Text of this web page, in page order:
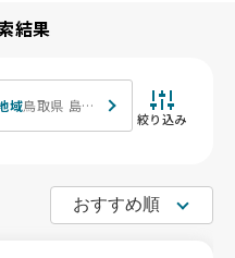
結果
ワ(スムース)
域鳥取県 島根県 岡山県 広島県 山口
絞り込み